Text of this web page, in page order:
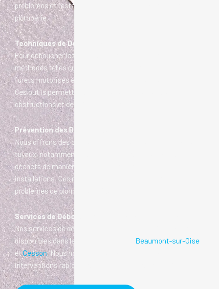
problèmes et restaurer le bon fonctionnement de votre
plomberie.
Techniques de Débouchage de Tuyaux
Pour déboucher les tuyaux à Pontoise, nous utilisons des
méthodes telles que les nettoyeurs haute pression, les
furets motorisés et les produits chimiques de déblocage.
Ces outils permettent d’éliminer efficacement les
obstructions et de prévenir les futurs bouchons.
Prévention des Bouchons de Tuyaux
Nous offrons des conseils pour prévenir les bouchons de
tuyaux, notamment l’utilisation de filtres, l’élimination des
déchets de manière appropriée et l’entretien régulier des
installations. Ces mesures peuvent aider à éviter des
problèmes de plomberie coûteux à l’avenir.
Services de Débouchage dans les Villes Voisines
Nos services de débouchage de tuyaux sont également
disponibles dans les environs comme Beaumont-sur-Oise
etCesson. Nous nous engageons à fournir des
interventions rapides et efficaces dans toute la région.